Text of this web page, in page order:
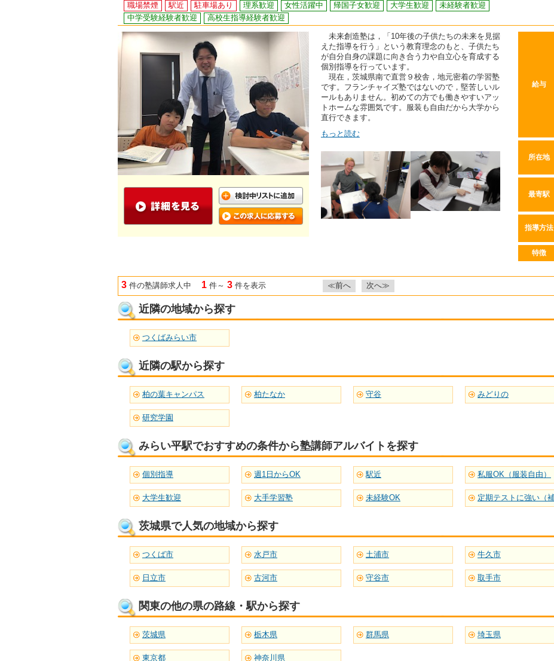
職場禁煙
駅近 駐車場あり 理系歓迎 女性活躍中 帰国子女歓迎 大学生歓迎
未経験者歓迎
中学受験経験者歓迎
高校生指導経験者歓迎
未来創造塾は，「10年後の子供たちの未来を見据
えた指導を行う」という教育理念のもと、子供たち
が自分自身の課題に向き合う力や自立心を育成する
個別指導を行っています。
現在，茨城県南で直営９校舎，地元密着の学習塾
です。フランチャイズ塾ではないので，堅苦しいル
ールもありません。初めての方でも働きやすいアッ
トホームな雰囲気です。服装も自由だから大学から
直行できます。
もっと読む
給与
所在地
最寄駅
指導方法
特徴
3 件の塾講師求人中 1 件～ 3 件を表示 ≪前へ 次へ≫
近隣の地域から探す
つくばみらい市
近隣の駅から探す
柏の葉キャンパス 柏たなか 守谷 みどりの
研究学園
みらい平駅でおすすめの条件から塾講師アルバイトを探す
個別指導 週1日からOK 駅近 私服OK（服装自由）
大学生歓迎 大手学習塾 未経験OK
茨城県で人気の地域から探す
つくば市 水戸市 土浦市 牛久市
日立市 古河市 守谷市 取手市
関東の他の県の路線・駅から探す
茨城県 栃木県 群馬県 埼玉県
東京都 神奈川県